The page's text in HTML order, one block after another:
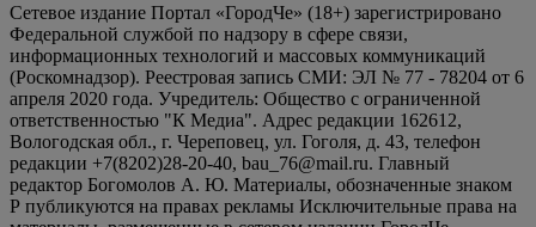
Сетевое издание Портал «ГородЧе» (18+) зарегистрировано
Федеральной службой по надзору в сфере связи,
информационных технологий и массовых коммуникаций
(Роскомнадзор). Реестровая запись СМИ: ЭЛ № 77 - 78204 от 6
апреля 2020 года. Учредитель: Общество с ограниченной
ответственностью "К Медиа". Адрес редакции 162612,
Вологодская обл., г. Череповец, ул. Гоголя, д. 43, телефон
редакции +7(8202)28-20-40, bau_76@mail.ru. Главный
редактор Богомолов А. Ю. Материалы, обозначенные знаком
Р публикуются на правах рекламы Исключительные права на